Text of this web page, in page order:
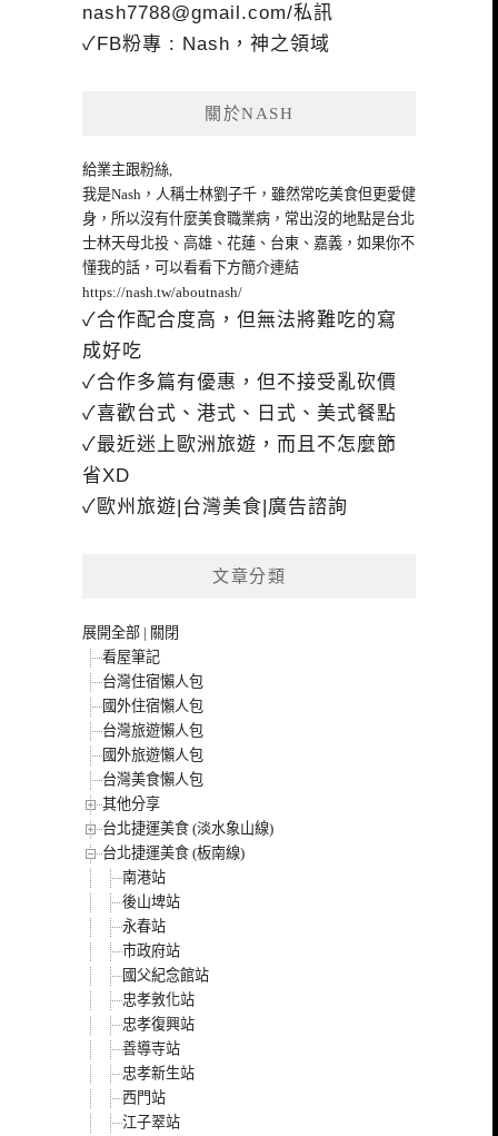
nash7788@gmail.com/私訊
✓FB粉專 : Nash，神之領域
關於NASH
給業主跟粉絲,
我是Nash，人稱士林劉子千，雖然常吃美食但更愛健
身，所以沒有什麼美食職業病，常出沒的地點是台北
士林天母北投、高雄、花蓮、台東、嘉義，如果你不
懂我的話，可以看看下方簡介連結
https://nash.tw/aboutnash/
✓合作配合度高，但無法將難吃的寫
成好吃
✓合作多篇有優惠，但不接受亂砍價
✓喜歡台式、港式、日式、美式餐點
✓最近迷上歐洲旅遊，而且不怎麼節
省XD
✓歐州旅遊|台灣美食|廣告諮詢
文章分類
展開全部 | 關閉
看屋筆記
台灣住宿懶人包
國外住宿懶人包
台灣旅遊懶人包
國外旅遊懶人包
台灣美食懶人包
其他分享
台北捷運美食 (淡水象山線)
台北捷運美食 (板南線)
南港站
後山埤站
永春站
市政府站
國父紀念館站
忠孝敦化站
忠孝復興站
善導寺站
忠孝新生站
西門站
江子翠站